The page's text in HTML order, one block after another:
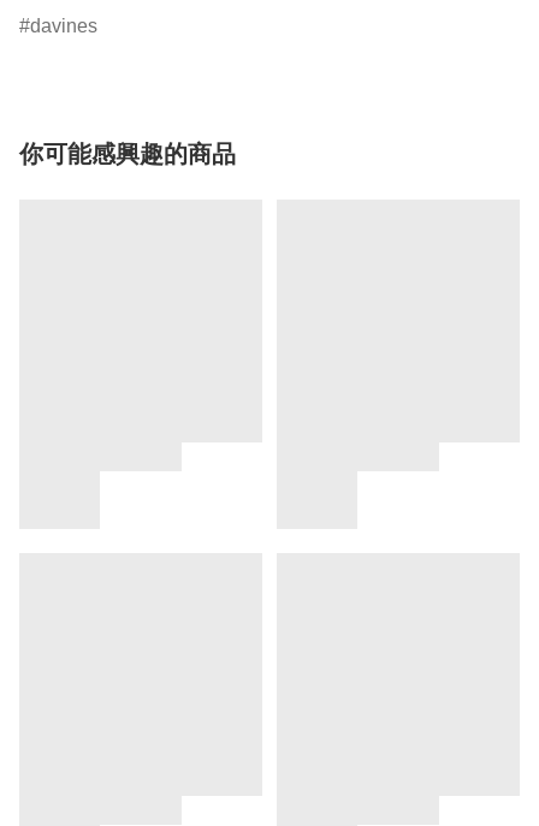
davines
你可能感興趣的商品